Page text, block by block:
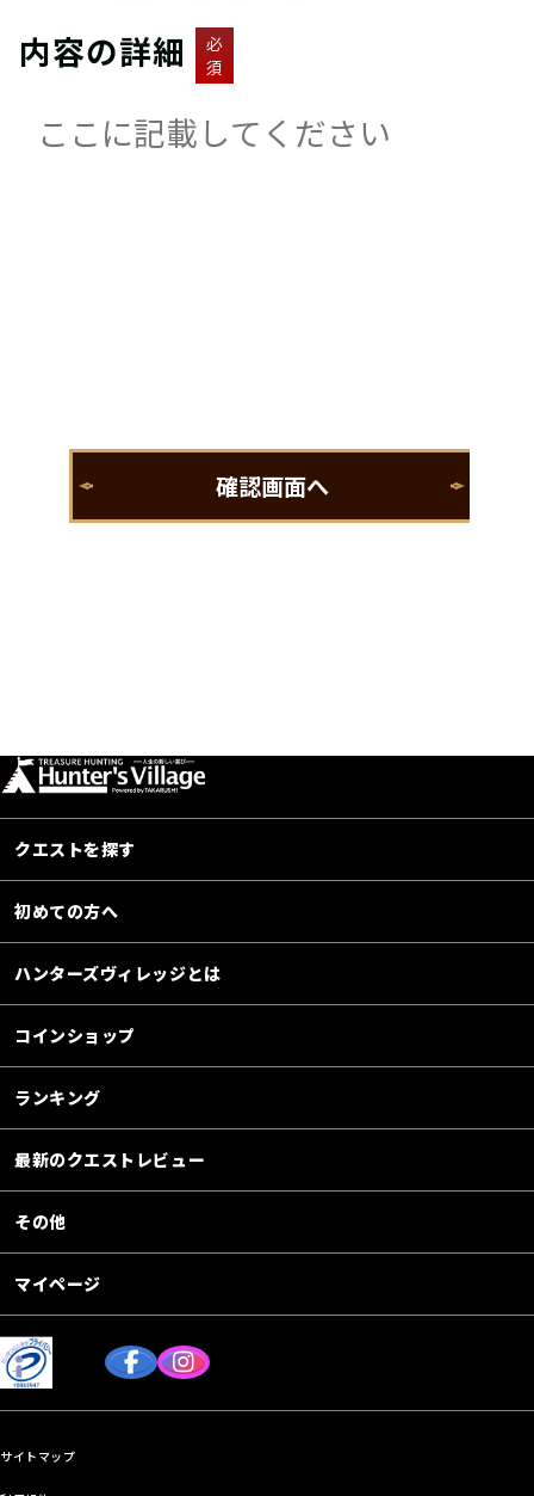
内容の詳細
必
須
クエストを探す
初めての方へ
ハンターズヴィレッジとは
コインショップ
ランキング
最新のクエストレビュー
その他
マイページ
サイトマップ